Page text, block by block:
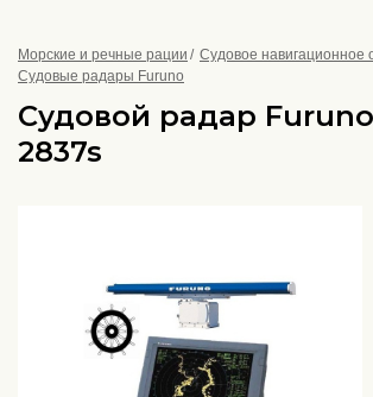
Морские и речные рации
Судовое навигационное
Судовые радары Furuno
Судовой радар Furuno
2837s